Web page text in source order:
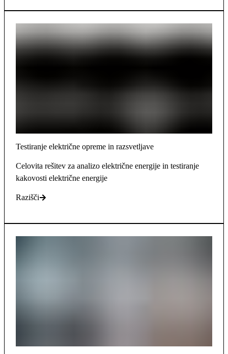
Testiranje električne opreme in razsvetljave
Celovita rešitev za analizo električne energije in testiranje
kakovosti električne energije
Razišči